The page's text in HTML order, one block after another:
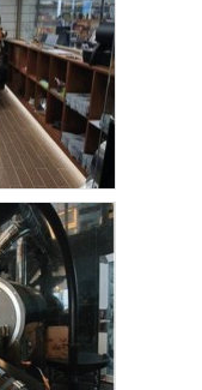
/OKS-3